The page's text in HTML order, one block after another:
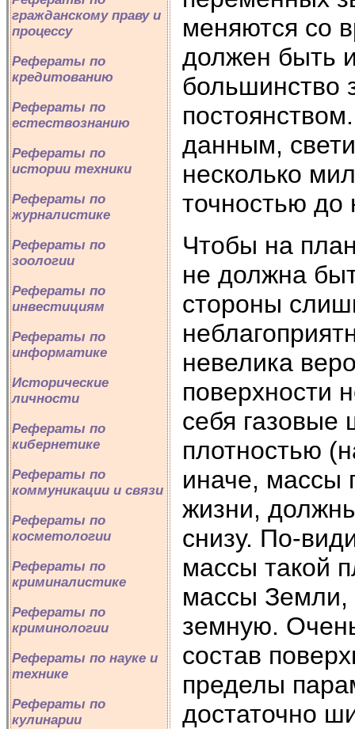
гражданскому праву и
процессу
Рефераты по
кредитованию
Рефераты по
естествознанию
Рефераты по
истории техники
Рефераты по
журналистике
Рефераты по
зоологии
Рефераты по
инвестициям
Рефераты по
информатике
Исторические
личности
Рефераты по
кибернетике
Рефераты по
коммуникации и связи
Рефераты по
косметологии
Рефераты по
криминалистике
Рефераты по
криминологии
Рефераты по науке и
технике
Рефераты по
кулинарии
меняются со
должен быть
большинство
данным,
несколько
точностью до
Чтобы на
не должна
стороны
невелика
поверхности
себя газовые
плотностью
иначе, массы
жизни,
снизу. По-
массы такой
массы Земли,
земную.
состав
пределы
достаточно